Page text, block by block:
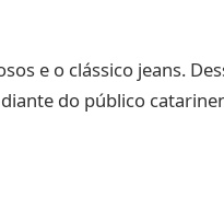
e o clássico jeans.
do público